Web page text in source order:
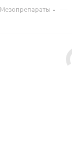
Мезопрепараты —